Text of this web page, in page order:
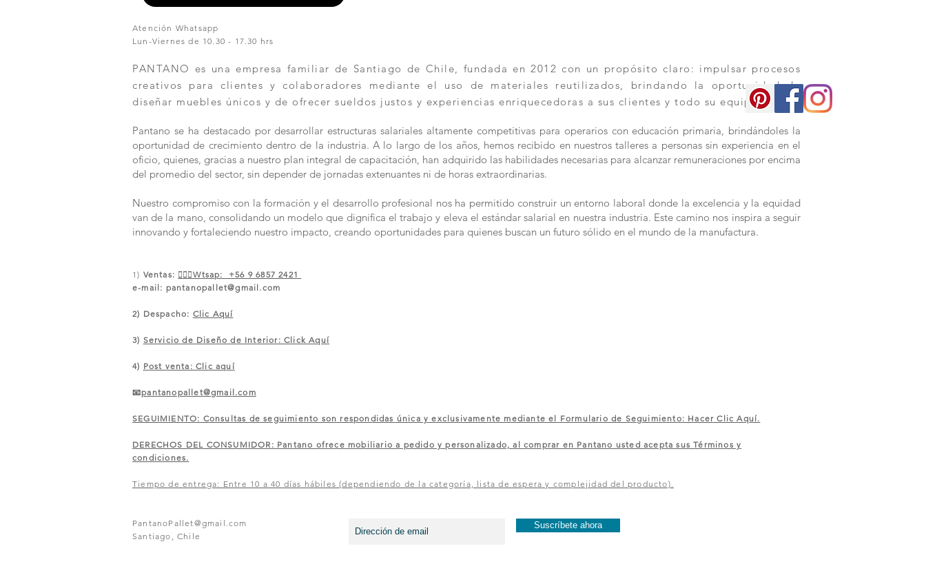
Atención Whatsapp
Lun-Viernes de 10.30 - 17.30 hrs
PANTANO es una empresa familiar de Santiago de Chile, fundada en 2012 con un propósito claro: impulsar procesos
creativos para clientes y colaboradores mediante el uso de materiales reutilizados, brindando la oportunidad de
diseñar muebles únicos y de ofrecer sueldos justos y experiencias enriquecedoras a sus clientes y todo su equipo.
Pantano se ha destacado por desarrollar estructuras salariales altamente competitivas para operarios con educación primaria, brindándoles la
oportunidad de crecimiento dentro de la industria. A lo largo de los años, hemos recibido en nuestros talleres a personas sin experiencia en el
oficio, quienes, gracias a nuestro plan integral de capacitación, han adquirido las habilidades necesarias para alcanzar remuneraciones por encima
del promedio del sector, sin depender de jornadas extenuantes ni de horas extraordinarias.
Nuestro compromiso con la formación y el desarrollo profesional nos ha permitido construir un entorno laboral donde la excelencia y la equidad
van de la mano, consolidando un modelo que dignifica el trabajo y eleva el estándar salarial en nuestra industria. Este camino nos inspira a seguir
innovando y fortaleciendo nuestro impacto, creando oportunidades para quienes buscan un futuro sólido en el mundo de la manufactura.
1) Ventas: 🙋🏼‍♀️Wtsap: +56 9 6857 2421
e-mail: pantanopallet@gmail.com
2) Despacho: Clic Aquí
3) Servicio de Diseño de Interior: Click Aquí
4) Post venta: Clic aquí
📧pantanopallet@gmail.com
SEGUIMIENTO: Consultas de seguimiento son respondidas única y exclusivamente mediante el Formulario de Seguimiento: Hacer Clic Aquí.
​DERECHOS DEL CONSUMIDOR: Pantano ofrece mobiliario a pedido y personalizado, al comprar en Pantano usted acepta sus Términos y
condiciones.
Tiempo de entrega: Entre 10 a 40 días hábiles (dependiendo de la categoría, lista de espera y complejidad del producto).
PantanoPallet@gmail.com
Santiago, Chile
Suscríbete ahora